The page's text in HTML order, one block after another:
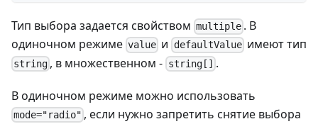
Тип выбора задается свойством multiple . В
одиночном режиме value и defaultValueимеют тип
string , в множественном - string[] .
В одиночном режиме можно использовать
mode="radio" , если нужно запретить снятие выбора